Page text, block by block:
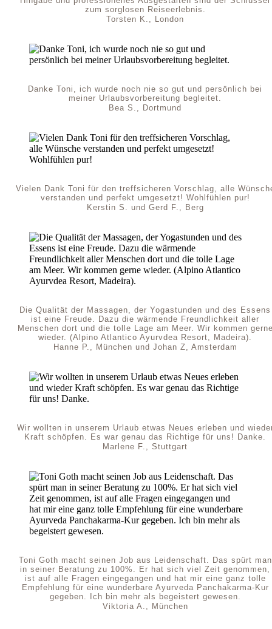
zum sorglosen Reiseerlebnis.
Torsten K., London
Danke Toni, ich wurde noch nie so gut und persönlich bei
meiner Urlaubsvorbereitung begleitet.
Bea S., Dortmund
Vielen Dank Toni für den treffsicheren Vorschlag, alle
verstanden und perfekt umgesetzt! Wohlfühlen pur!
Kerstin S. und Gerd F., Berg
Die Qualität der Massagen, der Yogastunden und des Essens
ist eine Freude. Dazu die wärmende Freundlichkeit aller
Menschen dort und die tolle Lage am Meer. Wir kommen
wieder. (Alpino Atlantico Ayurvdea Resort, Madeira).
Hanne P., München und Johan Z, Amsterdam
Wir wollten in unserem Urlaub etwas Neues erleben und
Kraft schöpfen. Es war genau das Richtige für uns! Danke.
Marlene F., Stuttgart
Toni Goth macht seinen Job aus Leidenschaft. Das spürt man
in seiner Beratung zu 100%. Er hat sich viel Zeit genommen,
ist auf alle Fragen eingegangen und hat mir eine ganz tolle
Empfehlung für eine wunderbare Ayurveda Panchakarma-Kur
gegeben. Ich bin mehr als begeistert gewesen.
Viktoria A., München